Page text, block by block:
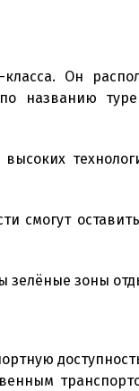
Он
названию
смогут
зелёные зоны